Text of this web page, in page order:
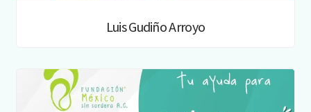
Luis Gudiño Arroyo